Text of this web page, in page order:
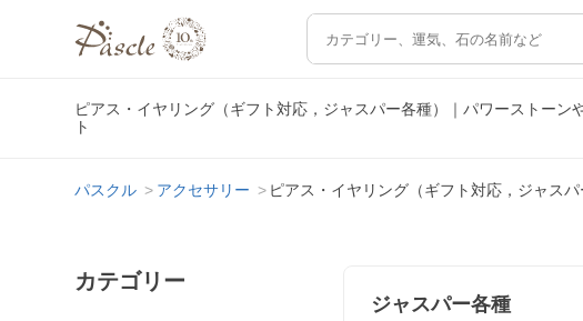
ピアス・イヤリング（ギフト対応，ジャスパー各種）｜パワーストーン
ト
パスクル アクセサリー ピアス・イヤリング（ギフト対応，ジャスパ
カテゴリー
ジャスパー各種